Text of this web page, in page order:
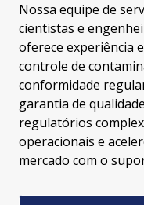
Nossa equipe de
cientistas e
oferece experiência
controle de
conformidade
garantia de
regulatórios
operacionais e
mercado com o